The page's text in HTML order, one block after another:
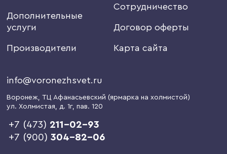
Дополнительные
услуги
Производители
Сотрудничество
Договор оферты
Карта сайта
info@voronezhsvet.ru
Воронеж, ТЦ Афанасьевский (ярмарка на холмистой)
ул. Холмистая, д. 1г, пав. 120
+7 (473) 211-02-93
+7 (900)304-82-06